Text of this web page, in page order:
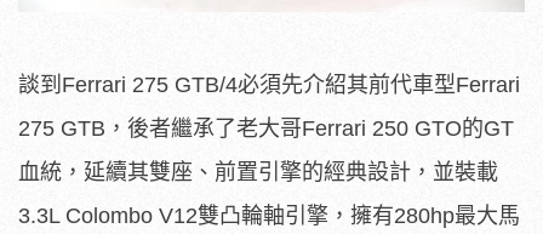
談到Ferrari 275 GTB/4必須先介紹其前代車型Ferrari
275 GTB，後者繼承了老大哥Ferrari 250 GTO的GT
血統，延續其雙座、前置引擎的經典設計，並裝載
3.3L Colombo V12雙凸輪軸引擎，擁有280hp最大馬